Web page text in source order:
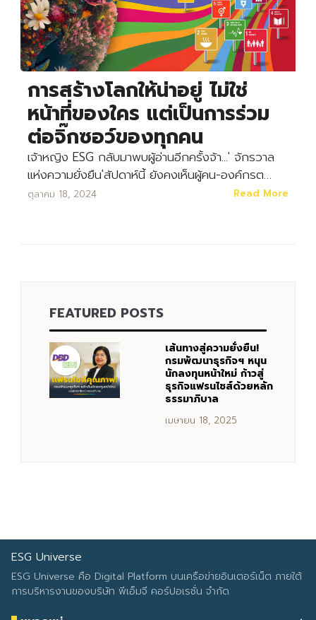
Search
Search
การสร้างโลกให้น่าอยู่ ไม่ใช่
หน้าที่ของใคร แต่เป็นการร่วม
ต่อจิ๊กซอว์ของทุกคน
เจ้าหญิง ESG กลับมาพบผู้อ่านอีกครั้งจ้า...' จักรวาล
แห่งความยั่งยืน'สัปดาห์นี้ ยังคงเห็นผู้คน-องค์กรต…
ตุลาคม 18, 2024 Read More
FEATURED POSTS
เส้นทางสู่ความยั่งยืน!
กรมพัฒนาธุรกิจฯ หนุน
นักลงทุนหน้าใหม่ ก้าวสู่
ธุรกิจแฟรนไชส์ด้วยหลัก
ธรรมาภิบาล
เมษายน 18, 2025
ESG Universe
ESG Universe คือ Digital Platform บนเครือข่ายอินเตอร์เน็ต ภายใต้
การบริหารงานของบริษัท พีเอ็มจี คอร์ปอเรชั่น จำกัด